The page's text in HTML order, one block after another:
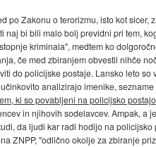
po Zakonu o terorizmu, isto kot sicer,
bi bili malo bolj previdni pri tem,
kriminala", medtem ko
če med zbiranjem obvestil nihče
do policijske postaje. Lansko leto so
analizirajo imenike,
ki so povabljeni na policijsko postajo
in njihovih sodelavcev. Ampak, a
da ljudi kar radi hodijo na
ZNPP, "odlično okolje za zbiranje